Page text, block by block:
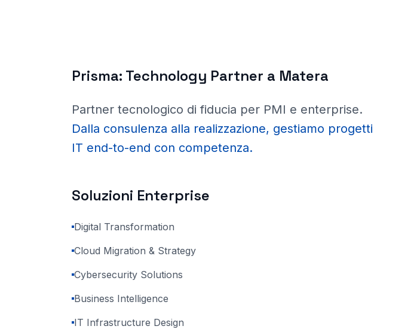
Prisma: Technology Partner a Matera
Partner tecnologico di fiducia per PMI e enterprise.
Dalla consulenza alla realizzazione, gestiamo progetti
IT end-to-end con competenza.
Soluzioni Enterprise
Digital Transformation
Cloud Migration & Strategy
Cybersecurity Solutions
Business Intelligence
IT Infrastructure Design